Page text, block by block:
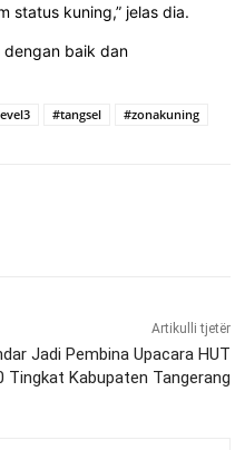
status kuning,” jelas dia.
dengan baik dan
#tangsel #zonakuning
Artikulli tjetër
Jadi Pembina Upacara HUT
Tingkat Kabupaten Tangerang